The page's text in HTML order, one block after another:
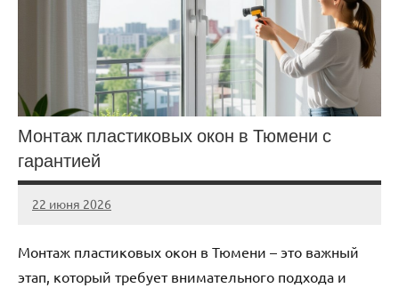
Монтаж пластиковых окон в Тюмени с
гарантией
22 июня 2026
Avtor
Нет
Монтаж пластиковых окон в Тюмени – это важный
этап, который требует внимательного подхода и